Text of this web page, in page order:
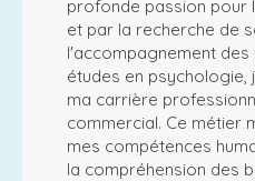
profonde passion pour
et par la recherche de
l'accompagnement
études en psychologie,
ma carrière
commercial. Ce métier
mes compétences
la compréhension des